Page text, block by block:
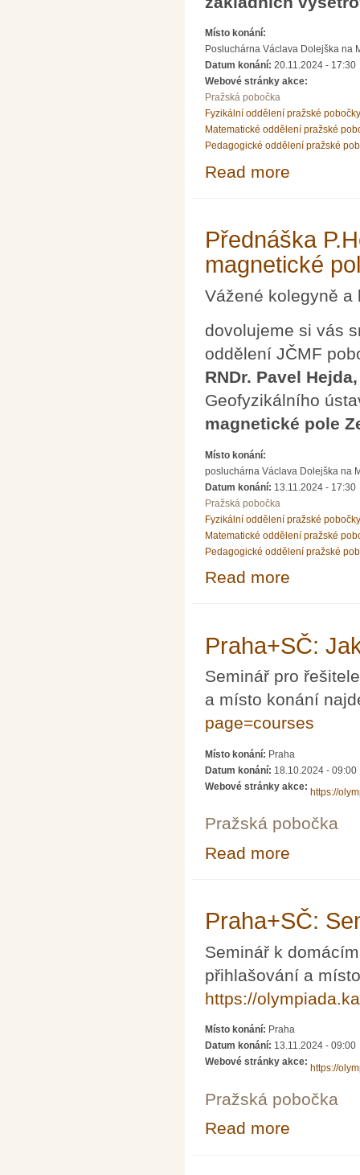
Místo konání:
Posluchárna Václava Dolejška na
Datum konání: 20.11.2024 - 17:30
Webové stránky akce:
Pražská pobočka
Fyzikální oddělení pražské pobočky
Matematické oddělení pražské
Pedagogické oddělení pražské
Read more
Přednáška
magnetické
Vážené kolegyně a
dovolujeme si vás
oddělení JČMF
RNDr. Pavel
Geofyzikálního
magnetické pole
Místo konání:
posluchárna Václava Dolejška na
Datum konání: 13.11.2024 - 17:30
Pražská pobočka
Fyzikální oddělení pražské pobočky
Matematické oddělení pražské
Pedagogické oddělení pražské
Read more
Praha+SČ:
Seminář pro
a místo konání
page=courses
Místo konání: Praha
Datum konání: 18.10.2024 - 09:00
Webové stránky akce:
https://
Pražská pobočka
Read more
Praha+SČ:
Seminář k
přihlašování a
https://
Místo konání: Praha
Datum konání: 13.11.2024 - 09:00
Webové stránky akce:
https://
Pražská pobočka
Read more